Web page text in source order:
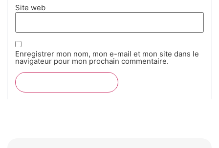
Site web
Enregistrer mon nom, mon e-mail et mon site dans le
navigateur pour mon prochain commentaire.